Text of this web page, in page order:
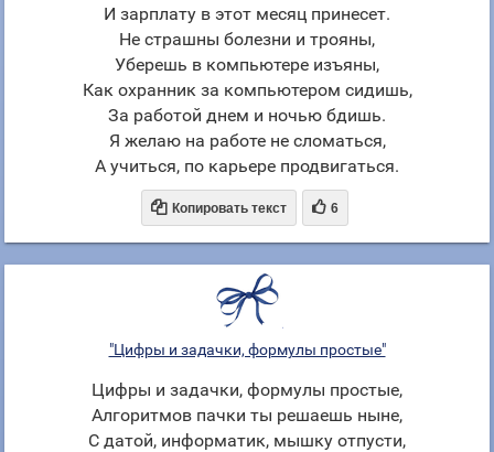
И зарплату в этот месяц принесет.
Не страшны болезни и трояны,
Уберешь в компьютере изъяны,
Как охранник за компьютером сидишь,
За работой днем и ночью бдишь.
Я желаю на работе не сломаться,
А учиться, по карьере продвигаться.
 Копировать текст  6
"Цифры и задачки, формулы простые"
Цифры и задачки, формулы простые,
Алгоритмов пачки ты решаешь ныне,
С датой, информатик, мышку отпусти,